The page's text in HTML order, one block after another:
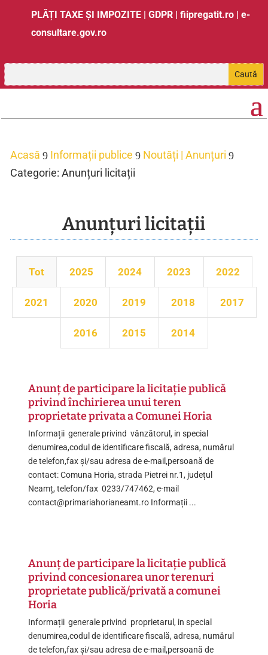
PLĂȚI TAXE ȘI IMPOZITE |GDPR |fiipregatit.ro |e-
consultare.gov.ro
Acasă 9 Informații publice 9 Noutăți | Anunțuri 9
Categorie: Anunțuri licitații
Anunțuri licitații
Tot 2025 2024 2023 2022
2021 2020 2019 2018 2017
2016 2015 2014
Anunț de participare la licitație publică
privind închirierea unui teren
proprietate privata a Comunei Horia
Informații generale privind vănzătorul, in special
denumirea,codul de identificare fiscală, adresa, numărul
de telefon,fax și/sau adresa de e-mail,persoană de
contact: Comuna Horia, strada Pietrei nr.1, județul
Neamț, telefon/fax 0233/747462, e-mail
contact@primariahorianeamt.ro Informații ...
Anunț de participare la licitație publică
privind concesionarea unor terenuri
proprietate publică/privată a comunei
Horia
Informații generale privind proprietarul, in special
denumirea,codul de identificare fiscală, adresa, numărul
de telefon,fax și/sau adresa de e-mail,persoană de